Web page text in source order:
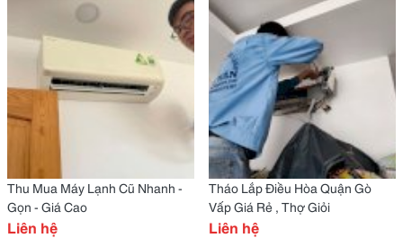
Thu Mua Máy Lạnh Cũ Nhanh -
Gọn - Giá Cao
Liên hệ
Tháo Lắp Điều Hòa Quận Gò
Vấp Giá Rẻ , Thợ Giỏi
Liên hệ